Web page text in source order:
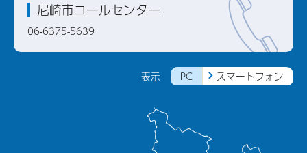
表示 PC スマートフォン
尼崎市コールセンター
06-6375-5639